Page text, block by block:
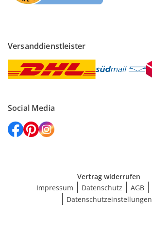
Versanddienstleister
Social Media
Vertrag widerrufen
Impressum
Datenschutz AGB
Datenschutzeinstellungen